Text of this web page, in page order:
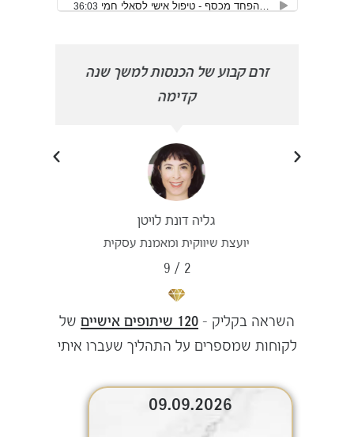
זרם קבוע של הכנסות למשך שנה
קדימה
גליה דונת לויטן
יועצת שיווקית ומאמנת עסקית
2
/
9
השראה בקליק – 120 שיתופים אישיים
של
לקוחות שמספרים על התהליך שעברו איתי
09.09.2026